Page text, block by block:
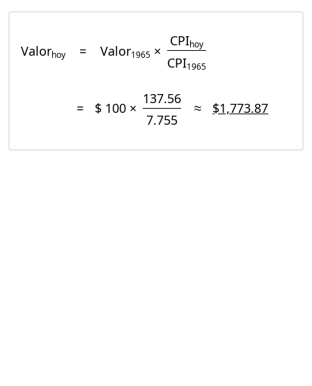
Valorhoy = Valor1965 ×
CPIhoy
CPI1965
= $ 100 ×
137.56
7.755
≈ $1,773.87